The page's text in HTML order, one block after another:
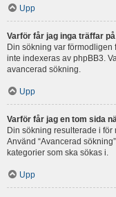
Upp
Varför får jag inga träffar
Din sökning var
inte indexeras av phpBB3.
avancerad sökning.
Upp
Varför får jag en tom sida
Din sökning resulterade i
Använd “Avancerad
kategorier som ska sökas i.
Upp